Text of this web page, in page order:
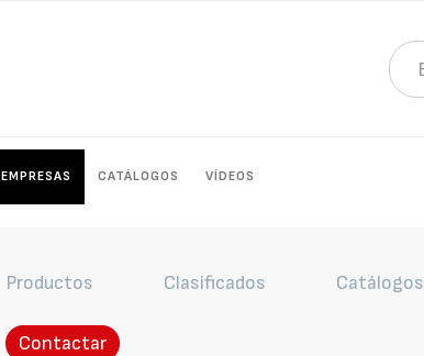
EMPRESAS CATÁLOGOS VÍDEOS
Productos Clasificados Catálogos
Contactar